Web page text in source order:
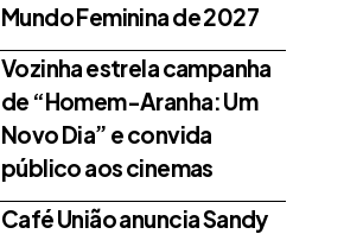
Mundo Feminina de 2027
Vozinha estrela campanha
de “Homem-Aranha: Um
Novo Dia” e convida
público aos cinemas
Café União anuncia Sandy